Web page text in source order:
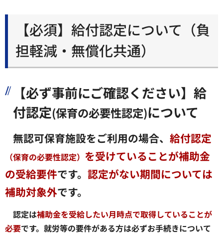
【必須】給付認定について（負
担軽減・無償化共通）
【必ず事前にご確認ください】給
付認定(保育の必要性認定)について
無認可保育施設をご利用の場合、 給付認定
（保育の必要性認定） を受けていることが補助金
の受給要件です。 認定がない期間については
補助対象外です。
認定は補助金を受給したい月時点で取得していることが
必要です。就労等の要件がある方は必ずお手続きについて